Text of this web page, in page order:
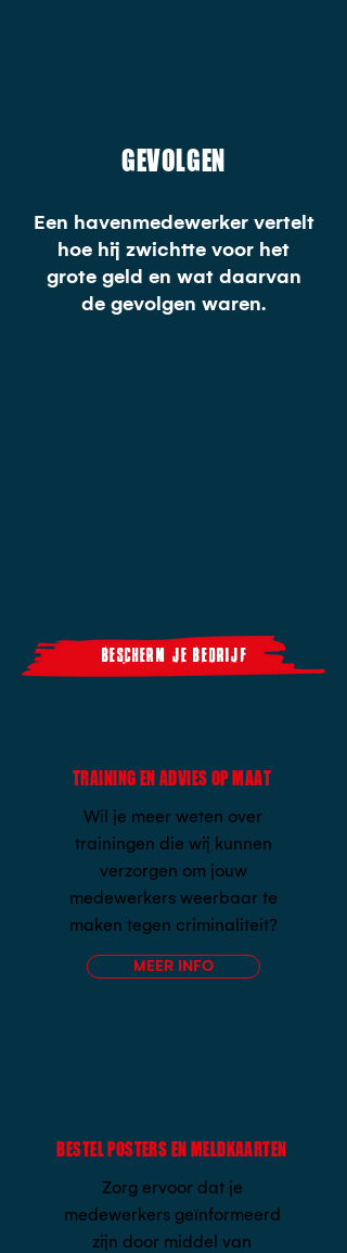
GEVOLGEN
Een havenmedewerker vertelt
hoe hij zwichtte voor het
grote geld en wat daarvan
de gevolgen waren.
bescherm je bedrijf
TRAINING EN ADVIES OP MAAT
Wil je meer weten over
trainingen die wij kunnen
verzorgen om jouw
medewerkers weerbaar te
maken tegen criminaliteit?
MEER INFO
BESTEL POSTERS EN MELDKAARTEN
Zorg ervoor dat je
medewerkers geïnformeerd
zijn door middel van